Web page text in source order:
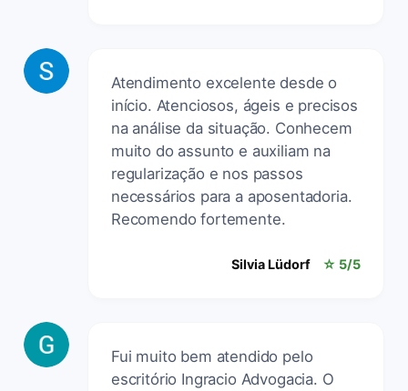
Atendimento excelente desde o
início. Atenciosos, ágeis e precisos
na análise da situação. Conhecem
muito do assunto e auxiliam na
regularização e nos passos
necessários para a aposentadoria.
Recomendo fortemente.
Silvia Lüdorf ☆ 5/5
Fui muito bem atendido pelo
escritório Ingracio Advogacia. O